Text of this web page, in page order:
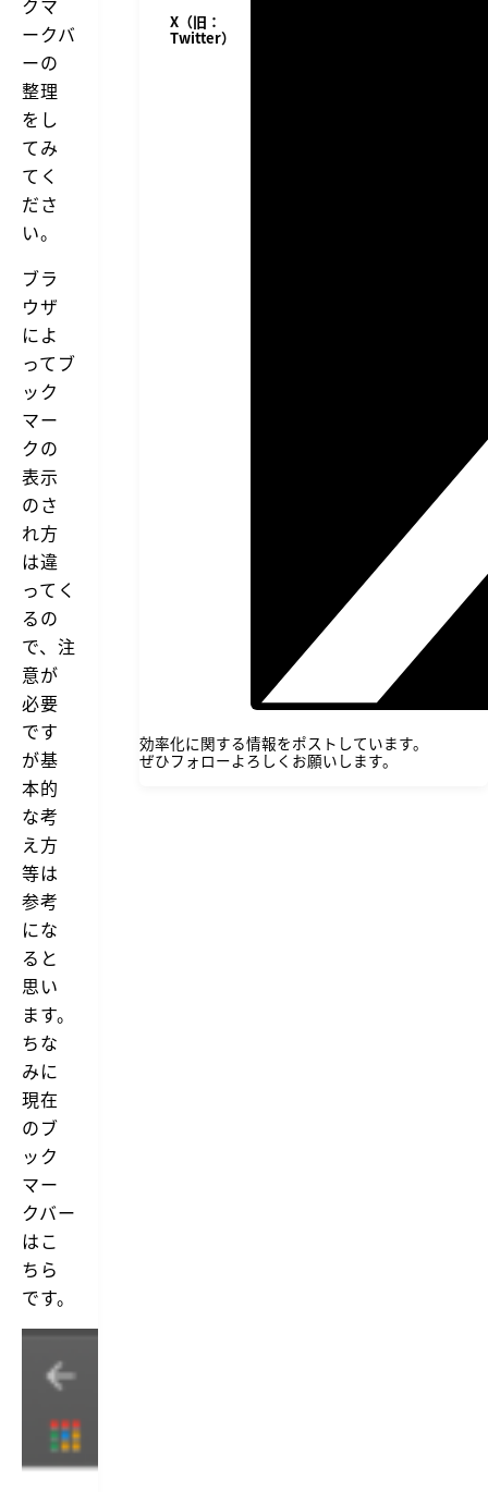
クマ
ークバ
ーの
整理
をし
てみ
てく
ださ
い。
ブラ
ウザ
によ
ってブ
ック
マー
クの
表示
のさ
れ方
は違
ってく
るの
で、注
意が
必要
です
が基
本的
な考
え方
等は
参考
にな
ると
思い
ます。
ちな
みに
現在
のブ
ック
マー
クバー
はこ
ちら
です。
X（旧：
Twitter）
効率化に関する情報をポストしています。
ぜひフォローよろしくお願いします。